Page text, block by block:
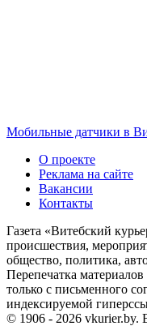
Мобильные датчики в
О проекте
Реклама на сайте
Вакансии
Контакты
Газета «Витебский
происшествия,
общество, политика,
Перепечатка
только с письменного
индексируемой
© 1906 - 2026 vkurier.by.